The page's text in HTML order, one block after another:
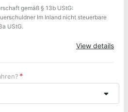
Applygemäß § 13b UStG:
Im Inland nicht steuerbare
UStG.
View details